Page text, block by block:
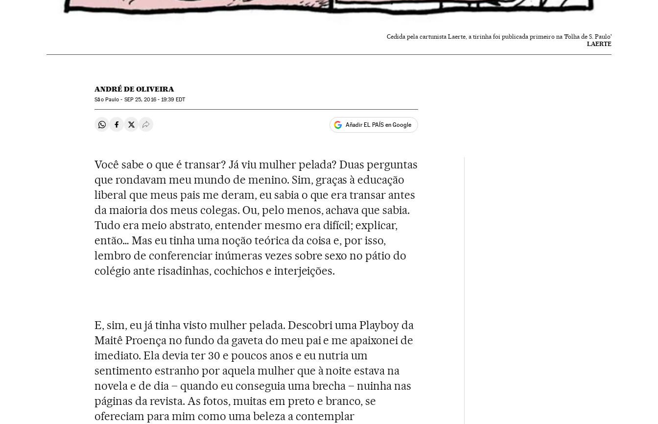
Cedida pela cartunista Laerte, a tirinha foi publicada primeiro na 'Folha de S. Paulo'
LAERTE
ANDRÉ DE OLIVEIRA
São Paulo - SEP25, 2016 - 19:39 EDT
Compartir en Whatsapp
Compartir en Facebook
Compartir en Twitter
Desplegar Redes Sociales Añadir EL PAÍS en Google
Você sabe o que é transar? Já viu mulher pelada? Duas perguntas
que rondavam meu mundo de menino. Sim, graças à educação
liberal que meus pais me deram, eu sabia o que era transar antes
da maioria dos meus colegas. Ou, pelo menos, achava que sabia.
Tudo era meio abstrato, entender mesmo era difícil; explicar,
então… Mas eu tinha uma noção teórica da coisa e, por isso,
lembro de conferenciar inúmeras vezes sobre sexo no pátio do
colégio ante risadinhas, cochichos e interjeições.
E, sim, eu já tinha visto mulher pelada. Descobri uma Playboy da
Maitê Proença no fundo da gaveta do meu pai e me apaixonei de
imediato. Ela devia ter 30 e poucos anos e eu nutria um
sentimento estranho por aquela mulher que à noite estava na
novela e de dia – quando eu conseguia uma brecha – nuinha nas
páginas da revista. As fotos, muitas em preto e branco, se
ofereciam para mim como uma beleza a contemplar